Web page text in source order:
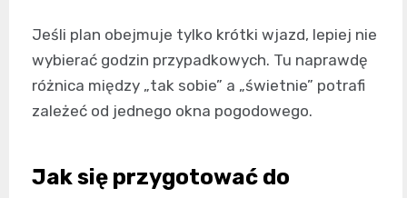
Jeśli plan obejmuje tylko krótki wjazd, lepiej nie
wybierać godzin przypadkowych. Tu naprawdę
różnica między „tak sobie” a „świetnie” potrafi
zależeć od jednego okna pogodowego.
Jak się przygotować do